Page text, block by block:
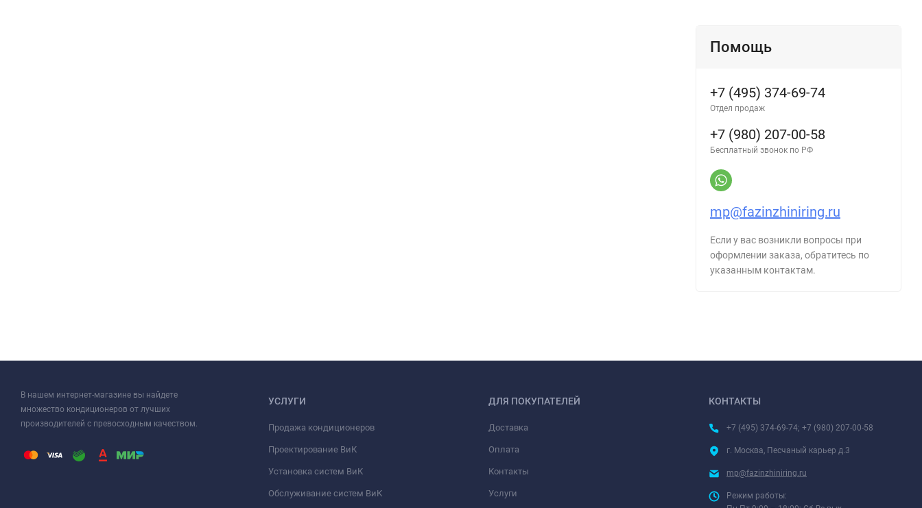
Помощь
+7 (495) 374-69-74
Отдел продаж
+7 (980) 207-00-58
Бесплатный звонок по РФ
mp@fazinzhiniring.ru
Если у вас возникли вопросы при
оформлении заказа, обратитесь по
указанным контактам.
В нашем интернет-магазине вы найдете
множество кондиционеров от лучших
производителей с превосходным качеством.
УСЛУГИ
Продажа кондиционеров
Проектирование ВиК
Установка систем ВиК
Обслуживание систем ВиК
ДЛЯ ПОКУПАТЕЛЕЙ
Доставка
Оплата
Контакты
Услуги
КОНТАКТЫ
+7 (495) 374-69-74; +7 (980) 207-00-58
г. Москва, Песчаный карьер д.3
mp@fazinzhiniring.ru
Режим работы: